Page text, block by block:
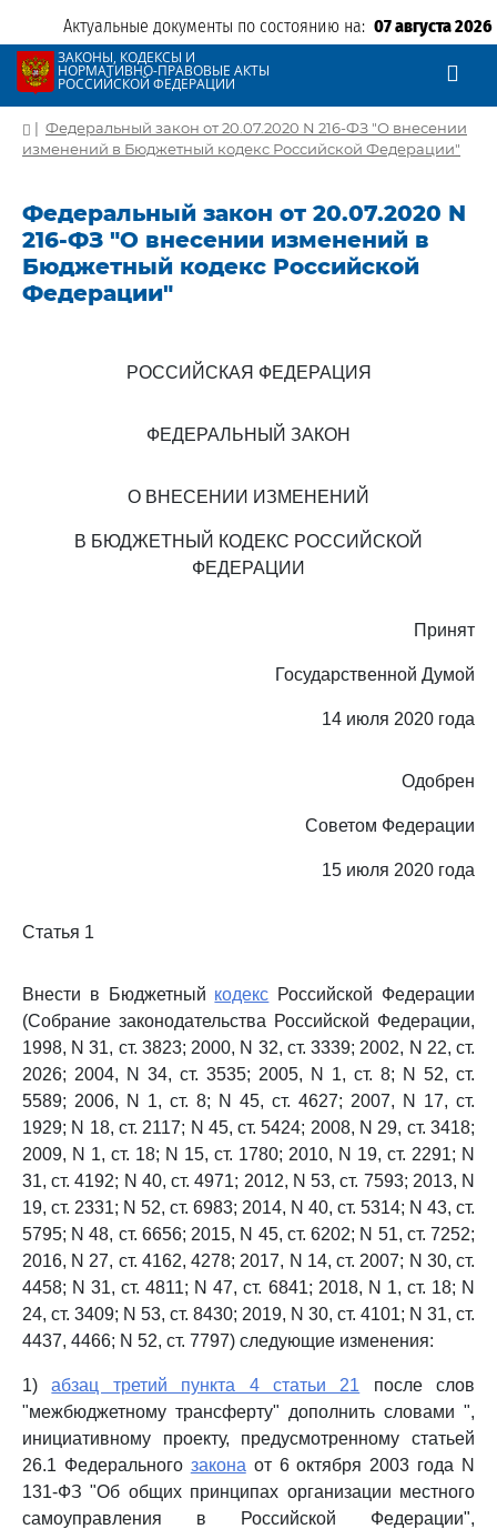
Актуальные документы по состоянию на: 07 августа 2026
ЗАКОНЫ, КОДЕКСЫ И
НОРМАТИВНО-ПРАВОВЫЕ АКТЫ
РОССИЙСКОЙ ФЕДЕРАЦИИ
| Федеральный закон от 20.07.2020 N 216-ФЗ "О внесении
изменений в Бюджетный кодекс Российской Федерации"
Федеральный закон от 20.07.2020 N
216-ФЗ "О внесении изменений в
Бюджетный кодекс Российской
Федерации"
РОССИЙСКАЯ ФЕДЕРАЦИЯ
ФЕДЕРАЛЬНЫЙ ЗАКОН
О ВНЕСЕНИИ ИЗМЕНЕНИЙ
В БЮДЖЕТНЫЙ КОДЕКС РОССИЙСКОЙ
ФЕДЕРАЦИИ
Принят
Государственной Думой
14 июля 2020 года
Одобрен
Советом Федерации
15 июля 2020 года
Статья 1
Внести в Бюджетный кодекс Российской Федерации
(Собрание законодательства Российской Федерации,
1998, N 31, ст. 3823; 2000, N 32, ст. 3339; 2002, N 22, ст.
2026; 2004, N 34, ст. 3535; 2005, N 1, ст. 8; N 52, ст.
5589; 2006, N 1, ст. 8; N 45, ст. 4627; 2007, N 17, ст.
1929; N 18, ст. 2117; N 45, ст. 5424; 2008, N 29, ст. 3418;
2009, N 1, ст. 18; N 15, ст. 1780; 2010, N 19, ст. 2291; N
31, ст. 4192; N 40, ст. 4971; 2012, N 53, ст. 7593; 2013, N
19, ст. 2331; N 52, ст. 6983; 2014, N 40, ст. 5314; N 43, ст.
5795; N 48, ст. 6656; 2015, N 45, ст. 6202; N 51, ст. 7252;
2016, N 27, ст. 4162, 4278; 2017, N 14, ст. 2007; N 30, ст.
4458; N 31, ст. 4811; N 47, ст. 6841; 2018, N 1, ст. 18; N
24, ст. 3409; N 53, ст. 8430; 2019, N 30, ст. 4101; N 31, ст.
4437, 4466; N 52, ст. 7797) следующие изменения:
1)абзац третий пункта 4 статьи 21 после слов
"межбюджетному трансферту" дополнить словами ",
инициативному проекту, предусмотренному статьей
26.1 Федерального закона от 6 октября 2003 года N
131-ФЗ "Об общих принципах организации местного
самоуправления в Российской Федерации",